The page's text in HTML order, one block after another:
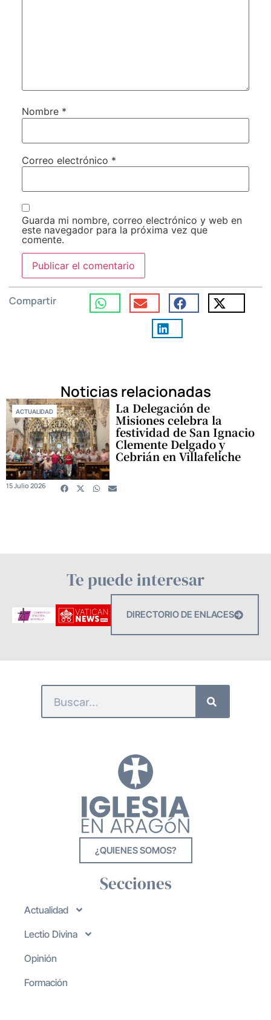
Nombre *
Correo electrónico *
Guarda mi nombre, correo electrónico y web en
este navegador para la próxima vez que
comente.
Compartir
Noticias relacionadas
ACTUALIDAD La Delegación de
Misiones celebra la
festividad de San Ignacio
Clemente Delgado y
Cebrián en Villafeliche
15 Julio 2026
Te puede interesar
DIRECTORIO DE ENLACES
¿QUIENES SOMOS?
Secciones
Actualidad
Lectio Divina
Opinión
Formación